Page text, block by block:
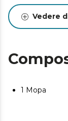
Vedere
1 Mopa